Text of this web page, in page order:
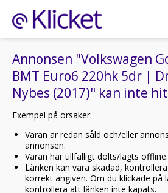
Annonsen "Volkswagen
BMT Euro6 220hk 5dr |
Nybes (2017)" kan inte
Exempel på orsaker:
Varan är redan såld och/eller
annonsen.
Varan har tillfälligt dolts/lagts offline.
Länken kan vara skadad,
korrekt angiven. Om du klickade på
kontrollera att länken inte kapats.